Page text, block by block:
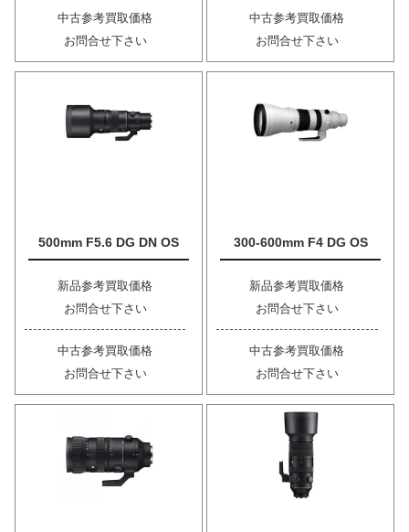
中古参考買取価格
お問合せ下さい
中古参考買取価格
お問合せ下さい
500mm F5.6 DG DN OS
新品参考買取価格
お問合せ下さい
中古参考買取価格
お問合せ下さい
300-600mm F4 DG OS
新品参考買取価格
お問合せ下さい
中古参考買取価格
お問合せ下さい